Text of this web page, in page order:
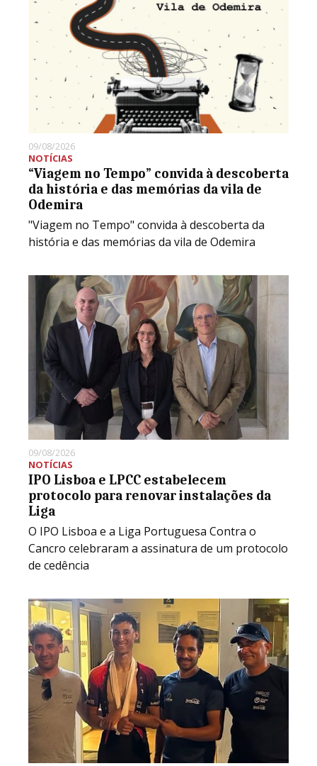
09/08/2026
NOTÍCIAS
“Viagem no Tempo” convida à descoberta
da história e das memórias da vila de
Odemira
"Viagem no Tempo" convida à descoberta da
história e das memórias da vila de Odemira
09/08/2026
NOTÍCIAS
IPO Lisboa e LPCC estabelecem
protocolo para renovar instalações da
Liga
O IPO Lisboa e a Liga Portuguesa Contra o
Cancro celebraram a assinatura de um protocolo
de cedência